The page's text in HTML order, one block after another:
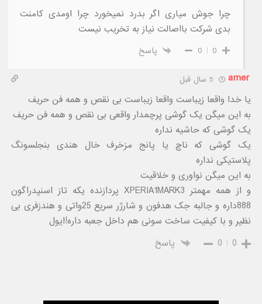
چرا جوش میاری اگر بدرد نمیخورد چرا اومدی کامنت
بدی شرکت بااصالت نیاز به تخریب نیست
0
0 پاسخ
amer
یا خدا واقعا زیباست واقعا زیباست بی نقص و همه فن حریف
به این میگن یک گوشی پرچمدار واقعی بی نقص و همه فن حریف
یک گوشی که حاشیه نداره
یک گوشی که ناچ یا پانج مزخرف خال هندی بنجلسونگ
پلاستیکی نداره
به این میگن نواوری و خلاقیت
و از همه مهمتر XPERIA1MARK3 پردازنده یکه تاز اسنپدراگون
888داره و جالبه جک هدفون و شارژر سریع 25واتی و هندزفری بی
نظیر و با کیفیت ساخت سونی هم داخل جعبه داره!ایول
0
0 پاسخ